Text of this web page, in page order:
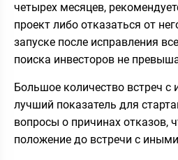
четырех месяцев,
проект либо отказаться от
запуске после исправления
поиска инвесторов не
Большое количество встреч с
лучший показатель для
вопросы о причинах отказов,
положение до встречи с